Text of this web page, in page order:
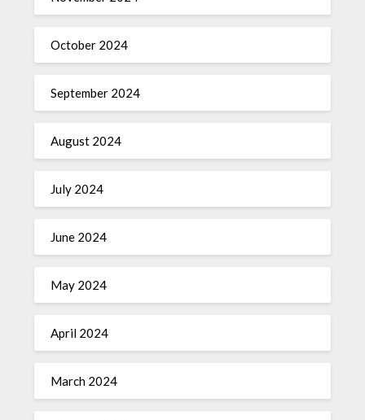
October 2024
September 2024
August 2024
July 2024
June 2024
May 2024
April 2024
March 2024